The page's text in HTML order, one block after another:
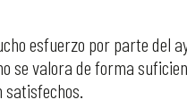
esfuerzo por parte del
se valora de forma
satisfechos.